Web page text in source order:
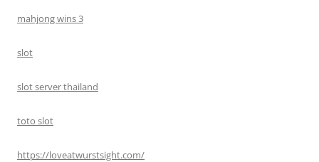
mahjong wins 3
slot
slot server thailand
toto slot
https://loveatwurstsight.com/